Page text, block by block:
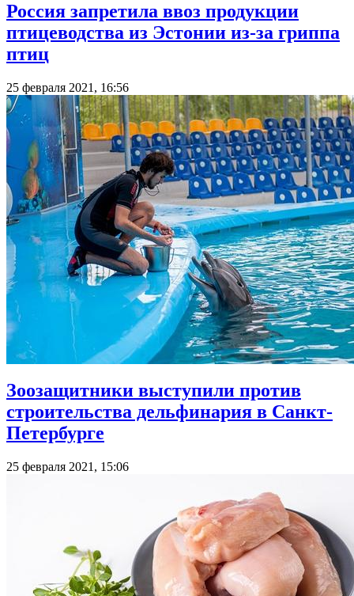
Россия запретила ввоз продукции
птицеводства из Эстонии из-за гриппа
птиц
25 февраля 2021, 16:56
Зоозащитники выступили против
строительства дельфинария в Санкт-
Петербурге
25 февраля 2021, 15:06